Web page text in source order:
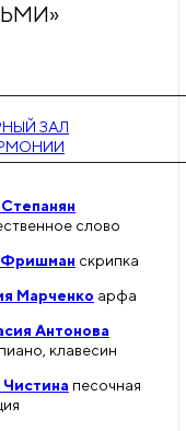
ЗАЛ
слово
Фришман скрипка
Марченко арфа
Антонова
клавесин
песочная